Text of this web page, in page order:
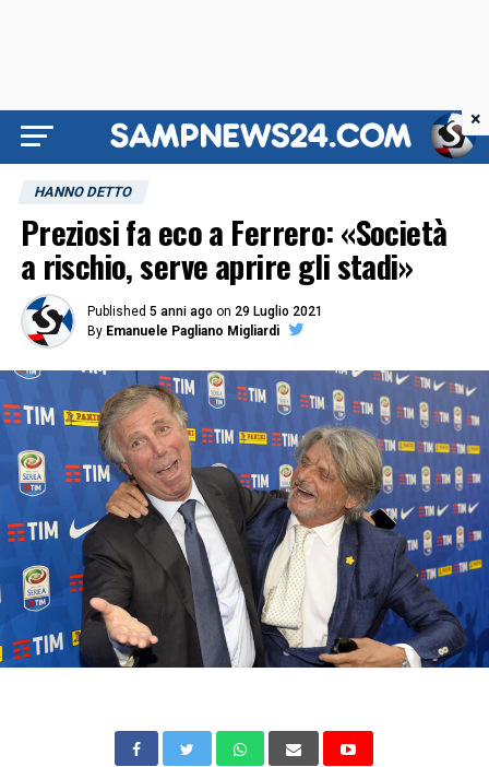
HANNO DETTO
Preziosi fa eco a Ferrero: «Società
a rischio, serve aprire gli stadi»
Published 5 anni ago on 29 Luglio 2021
By Emanuele Pagliano Migliardi
×